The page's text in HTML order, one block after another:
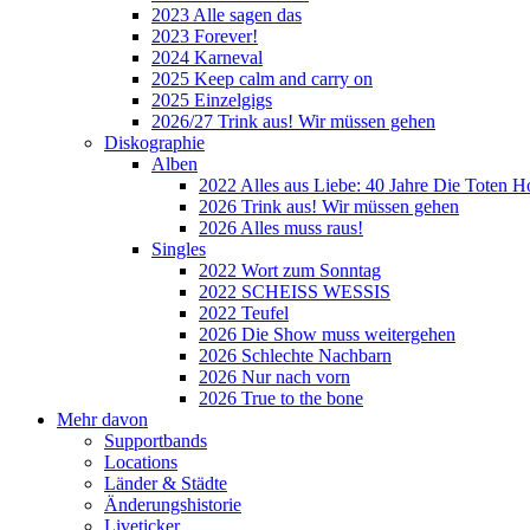
2023 Alle sagen das
2023 Forever!
2024 Karneval
2025 Keep calm and carry on
2025 Einzelgigs
2026/27 Trink aus! Wir müssen gehen
Diskographie
Alben
2022 Alles aus Liebe: 40 Jahre Die Toten
2026 Trink aus! Wir müssen gehen
2026 Alles muss raus!
Singles
2022 Wort zum Sonntag
2022 SCHEISS WESSIS
2022 Teufel
2026 Die Show muss weitergehen
2026 Schlechte Nachbarn
2026 Nur nach vorn
2026 True to the bone
Mehr davon
Supportbands
Locations
Länder & Städte
Änderungshistorie
Liveticker